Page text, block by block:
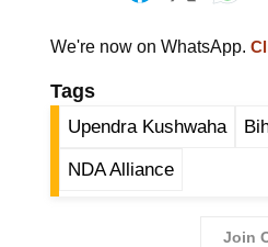
We're now on WhatsApp.
Tags
Upendra Kushwaha
NDA Alliance